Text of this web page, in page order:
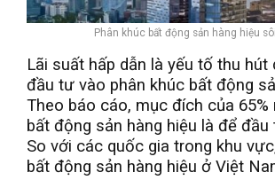
Phân khúc bất động sản hàng hiệu
Lãi suất hấp dẫn là yếu tố thu hút
đầu tư vào phân khúc bất động
Theo báo cáo, mục đích của 65%
bất động sản hàng hiệu là để đầu
So với các quốc gia trong khu
bất động sản hàng hiệu ở Việt